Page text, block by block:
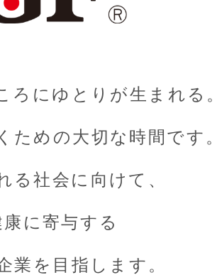
ろにゆとりが生まれる。
ための大切な時間です。
る社会に向けて、
に寄与する
業を目指します。